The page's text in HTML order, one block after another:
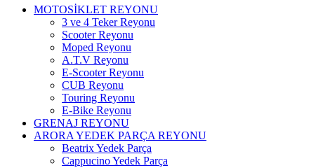
MOTOSİKLET REYONU
3 ve 4 Teker Reyonu
Scooter Reyonu
Moped Reyonu
A.T.V Reyonu
E-Scooter Reyonu
CUB Reyonu
Touring Reyonu
E-Bike Reyonu
GRENAJ REYONU
ARORA YEDEK PARÇA REYONU
Beatrix Yedek Parça
Cappucino Yedek Parça